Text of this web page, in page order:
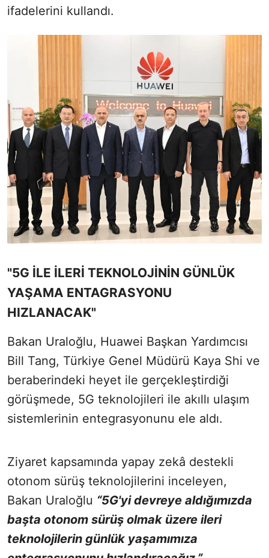
ifadelerini kullandı.
"5G İLE İLERİ TEKNOLOJİNİN GÜNLÜK
YAŞAMA ENTAGRASYONU
HIZLANACAK"
Bakan Uraloğlu, Huawei Başkan Yardımcısı
Bill Tang, Türkiye Genel Müdürü Kaya Shi ve
beraberindeki heyet ile gerçekleştirdiği
görüşmede, 5G teknolojileri ile akıllı ulaşım
sistemlerinin entegrasyonunu ele aldı.
Ziyaret kapsamında yapay zekâ destekli
otonom sürüş teknolojilerini inceleyen,
Bakan Uraloğlu “5G'yi devreye aldığımızda
başta otonom sürüş olmak üzere ileri
teknolojilerin günlük yaşamımıza